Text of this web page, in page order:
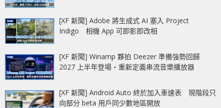
[XF 新聞] Adobe 將生成式 AI 塞入 Project
Indigo 相機 App 可即影即改相
[XF 新聞] Winamp 夥拍 Deezer 準備強勢回歸
2027 上半年登場‧重新定義串流音樂播放器
[XF 新聞] Android Auto 終於加入車速表 現階段只
向部分 beta 用戶同少數地區開放